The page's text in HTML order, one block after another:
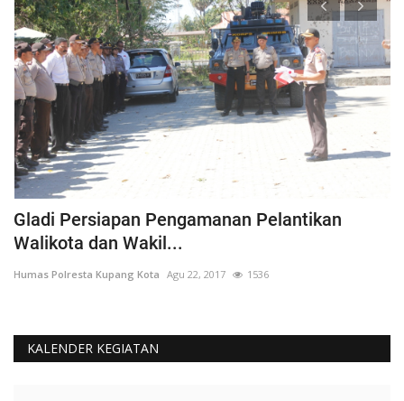
Gladi Persiapan Pengamanan Pelantikan
Walikota dan Wakil...
Humas Polresta Kupang Kota Agu 22, 2017 1536
KALENDER KEGIATAN